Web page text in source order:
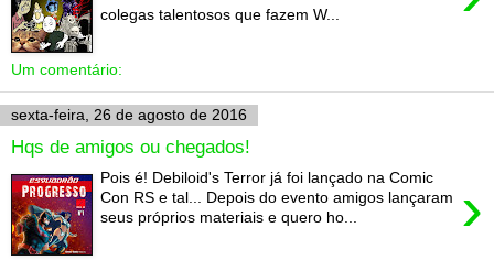
colegas talentosos que fazem W...
Um comentário:
sexta-feira, 26 de agosto de 2016
Hqs de amigos ou chegados!
›
Pois é! Debiloid's Terror já foi lançado na Comic
Con RS e tal... Depois do evento amigos lançaram
seus próprios materiais e quero ho...